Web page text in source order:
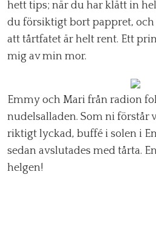
hett tips; när du har klätt in
du försiktigt bort pappret,
att tårtfatet är helt rent. Ett
mig av min mor.
Emmy och Mari från radion
nudelsalladen. Som ni förstår
riktigt lyckad, buffé i solen i
sedan avslutades med tårta.
helgen!